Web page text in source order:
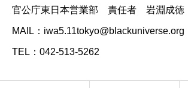
官公庁東日本営業部 責任者 岩淵成徳
MAIL：iwa5.11tokyo@blackuniverse.org
TEL：042-513-5262